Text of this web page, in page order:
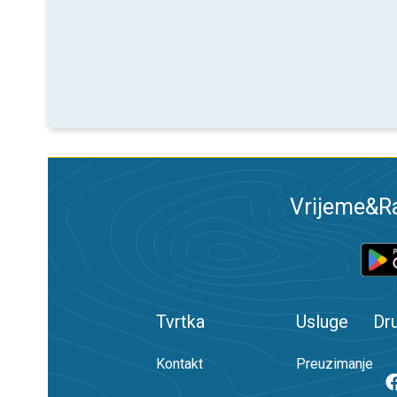
Tvrtka
Kontakt
Usluge
Preuzimanje